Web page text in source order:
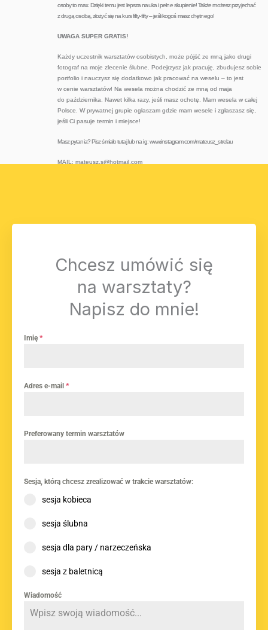
osoby to max. Dzięki temu jest lepsza nauka i pełne skupienie! Także możesz przyjechać
z drugą osobą, złożyć się na kurs fifty-fifty – jeśli kogoś masz chętnego!
UWAGA SUPER GRATIS!
Każdy uczestnik warsztatów osobistych, może pójść ze mną jako drugi
fotograf na moje zlecenie ślubne. Podejrzysz jak pracuję, zbudujesz sobie
portfolio i nauczysz się dodatkowo jak pracować na weselu – to jest
w cenie warsztatów! Na wesela można chodzić ze mną od maja
do października. Nawet kilka razy, jeśli masz ochotę. Mam wesela w całej
Polsce. W prywatnej grupie ogłaszam gdzie mam wesele i zgłaszasz się,
jeśli Ci pasuje termin i miejsce!
Masz pytania? Pisz śmiało tutaj lub na ig: www.instagram.com/mateusz_strelau
MAIL: mateusz.s@hotmail.com
Chcesz umówić się
na warsztaty?
Napisz do mnie!
Imię *
Adres e-mail *
Preferowany termin warsztatów
Sesja, którą chcesz zrealizować w trakcie warsztatów:
sesja kobieca
sesja ślubna
sesja dla pary / narzeczeńska
sesja z baletnicą
Wiadomość